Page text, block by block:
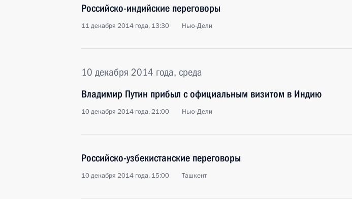
Российско-индийские переговоры
11 декабря 2014 года, 13:30 Нью-Дели
10 декабря 2014 года, среда
Владимир Путин прибыл с официальным визитом в Индию
10 декабря 2014 года, 21:00 Нью-Дели
Российско-узбекистанские переговоры
10 декабря 2014 года, 15:00 Ташкент